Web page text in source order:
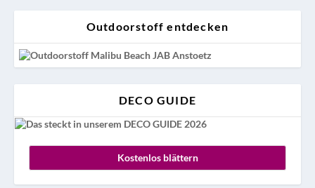
Outdoorstoff entdecken
DECO GUIDE
Kostenlos blättern